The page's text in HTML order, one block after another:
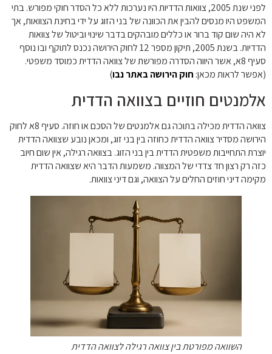
לפני שנת 2005, צוואות הדדיות היו נערכות ללא כל הסדר חוקי מפורש. בתי
המשפט היו מנסים להבין את הכוונה של בני הזוג על ידי בחינת הצוואות, אך
לא היה שום קוד ברור או כללים מובהקים בדבר שינוי וביטול של צוואות
הדדיות. בשנת 2005, תיקון מספר 12 לחוק הירושה נכנס לתוקף ובו נוסף
סעיף 8א, אשר היווה הסדרה מפורשת של צוואה הדדית כמוסד משפטי.
(אפשר לראות מכאן: חוק הירושה באתר נבו)
אלמנטים חוזיים בצוואה הדדית
צוואה הדדית מכילה בתוכה גם אלמנטים של הסכם או חוזה. סעיף 8א לחוק
הירושה מסדיר צוואה הדדית כחוזה בין בני זוג, ומכאן נובע שצוואה הדדית
יוצרת התחייבות משפטית הדדית בין בני הזוג. בצוואה רגילה, אין שום חיוב
כזה רק רצון חד צדדי של המצווה. משמעות הדבר היא שצוואה הדדית
מקימה דיני חוזים החלים על הצוואה, וגם דיני צוואות.
השוואה מפורטת בין צוואה רגילה לצוואה הדדית